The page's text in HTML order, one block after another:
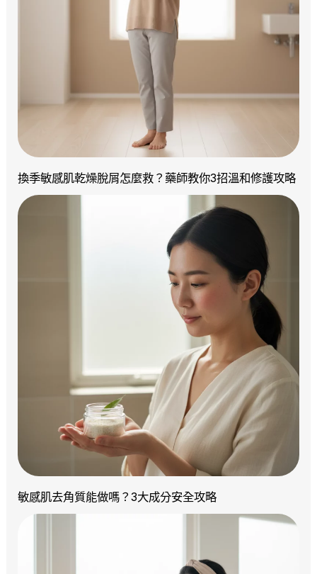
換季敏感肌乾燥脫屑怎麼救？藥師教你3招溫和修護攻略
敏感肌去角質能做嗎？3大成分安全攻略